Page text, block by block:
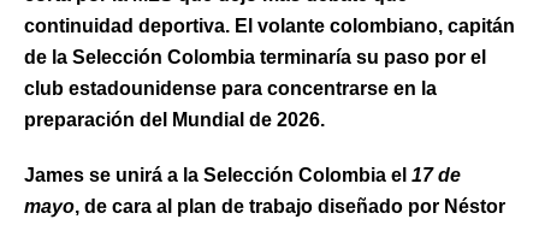
continuidad deportiva. El volante colombiano, capitán
de la Selección Colombia terminaría su paso por el
club estadounidense para concentrarse en la
preparación del Mundial de 2026.
James se unirá a la Selección Colombia el 17 de
mayo, de cara al plan de trabajo diseñado por Néstor